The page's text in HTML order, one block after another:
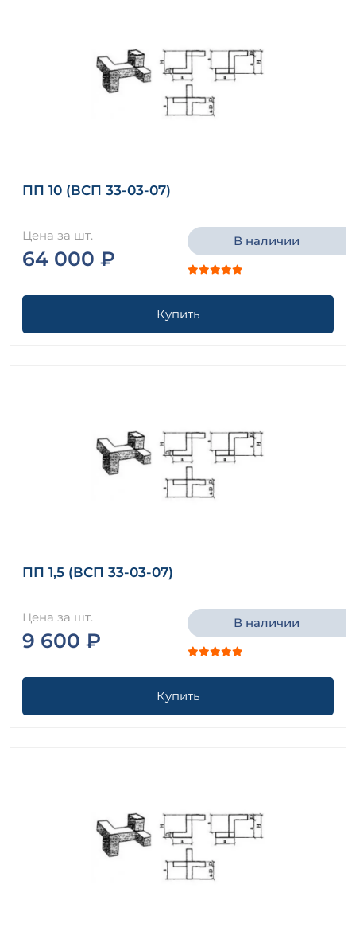
ПП 10 (ВСП 33-03-07)
Цена за шт.
64 000 ₽
В наличии
Купить
ПП 1,5 (ВСП 33-03-07)
Цена за шт.
9 600 ₽
В наличии
Купить